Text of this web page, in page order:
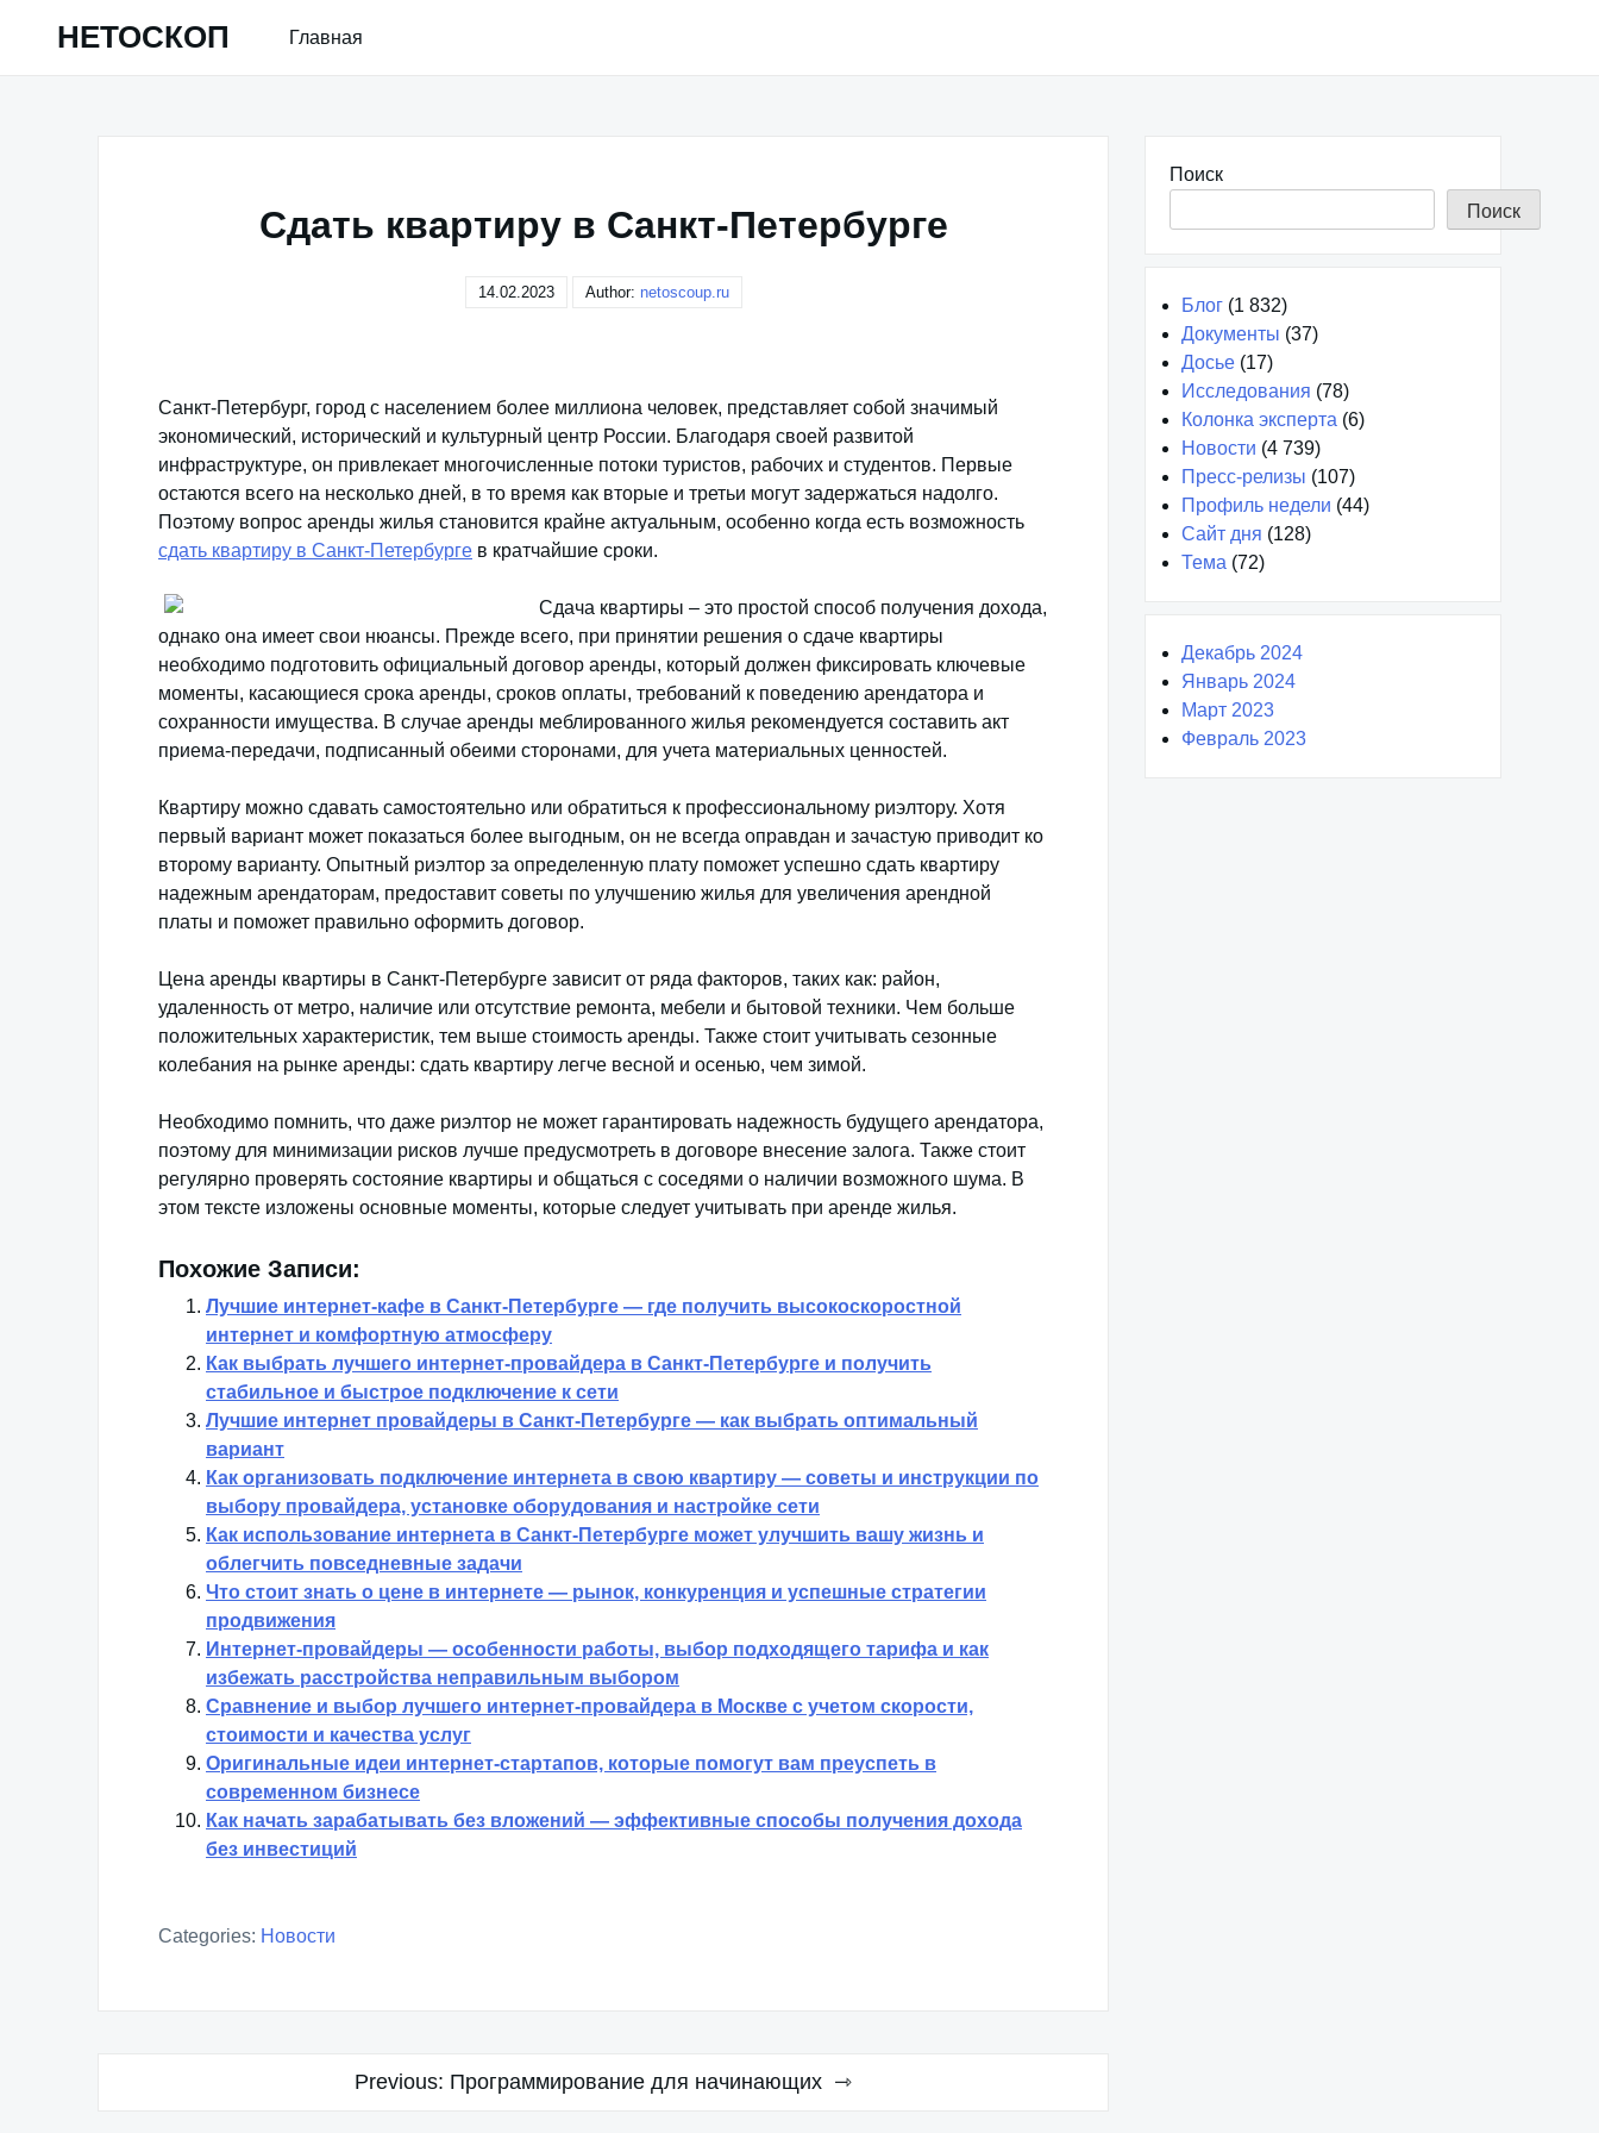
НЕТОСКОП Главная
Сдать квартиру в Санкт-Петербурге
14.02.2023 Author: netoscoup.ru
Санкт-Петербург, город с населением более миллиона человек, представляет собой значимый
экономический, исторический и культурный центр России. Благодаря своей развитой
инфраструктуре, он привлекает многочисленные потоки туристов, рабочих и студентов. Первые
остаются всего на несколько дней, в то время как вторые и третьи могут задержаться надолго.
Поэтому вопрос аренды жилья становится крайне актуальным, особенно когда есть возможность
сдать квартиру в Санкт-Петербурге в кратчайшие сроки.
Сдача квартиры – это простой способ получения дохода,
однако она имеет свои нюансы. Прежде всего, при принятии решения о сдаче квартиры
необходимо подготовить официальный договор аренды, который должен фиксировать ключевые
моменты, касающиеся срока аренды, сроков оплаты, требований к поведению арендатора и
сохранности имущества. В случае аренды меблированного жилья рекомендуется составить акт
приема-передачи, подписанный обеими сторонами, для учета материальных ценностей.
Квартиру можно сдавать самостоятельно или обратиться к профессиональному риэлтору. Хотя
первый вариант может показаться более выгодным, он не всегда оправдан и зачастую приводит ко
второму варианту. Опытный риэлтор за определенную плату поможет успешно сдать квартиру
надежным арендаторам, предоставит советы по улучшению жилья для увеличения арендной
платы и поможет правильно оформить договор.
Цена аренды квартиры в Санкт-Петербурге зависит от ряда факторов, таких как: район,
удаленность от метро, наличие или отсутствие ремонта, мебели и бытовой техники. Чем больше
положительных характеристик, тем выше стоимость аренды. Также стоит учитывать сезонные
колебания на рынке аренды: сдать квартиру легче весной и осенью, чем зимой.
Необходимо помнить, что даже риэлтор не может гарантировать надежность будущего арендатора,
поэтому для минимизации рисков лучше предусмотреть в договоре внесение залога. Также стоит
регулярно проверять состояние квартиры и общаться с соседями о наличии возможного шума. В
этом тексте изложены основные моменты, которые следует учитывать при аренде жилья.
Похожие Записи:
Лучшие интернет-кафе в Санкт-Петербурге — где получить высокоскоростной
интернет и комфортную атмосферу
Как выбрать лучшего интернет-провайдера в Санкт-Петербурге и получить
стабильное и быстрое подключение к сети
Лучшие интернет провайдеры в Санкт-Петербурге — как выбрать оптимальный
вариант
Как организовать подключение интернета в свою квартиру — советы и инструкции по
выбору провайдера, установке оборудования и настройке сети
Как использование интернета в Санкт-Петербурге может улучшить вашу жизнь и
облегчить повседневные задачи
Что стоит знать о цене в интернете — рынок, конкуренция и успешные стратегии
продвижения
Интернет-провайдеры — особенности работы, выбор подходящего тарифа и как
избежать расстройства неправильным выбором
Сравнение и выбор лучшего интернет-провайдера в Москве с учетом скорости,
стоимости и качества услуг
Оригинальные идеи интернет-стартапов, которые помогут вам преуспеть в
современном бизнесе
Как начать зарабатывать без вложений — эффективные способы получения дохода
без инвестиций
Categories: Новости
Previous: Программирование для начинающих
Поиск
Поиск
Блог (1 832)
Документы (37)
Досье (17)
Исследования (78)
Колонка эксперта (6)
Новости (4 739)
Пресс-релизы (107)
Профиль недели (44)
Сайт дня (128)
Тема (72)
Декабрь 2024
Январь 2024
Март 2023
Февраль 2023